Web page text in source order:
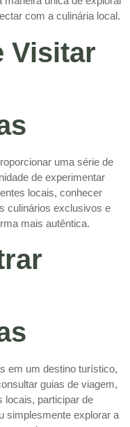
com a culinária local.
Visitar
uma série de
de experimentar
locais, conhecer
culinários exclusivos e
mais autêntica.
em um destino turístico,
guias de viagem,
locais, participar de
simplesmente explorar a